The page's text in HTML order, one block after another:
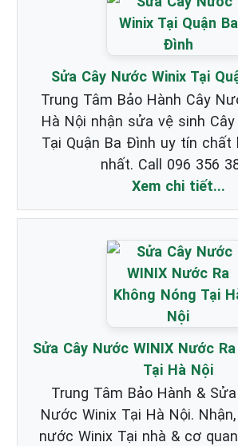
Sửa Cây Nước Winix Tại
Trung Tâm Bảo Hành Cây
Hà Nội nhận sửa vệ sinh
Tại Quận Ba Đình uy tín chất
nhất. Call 096 356
Xem chi tiết...
Sửa Cây Nước WINIX Nước
Tại Hà Nội
Trung Tâm Bảo Hành &
Nước Winix Tại Hà Nội.
nước Winix Tại nhà & cơ